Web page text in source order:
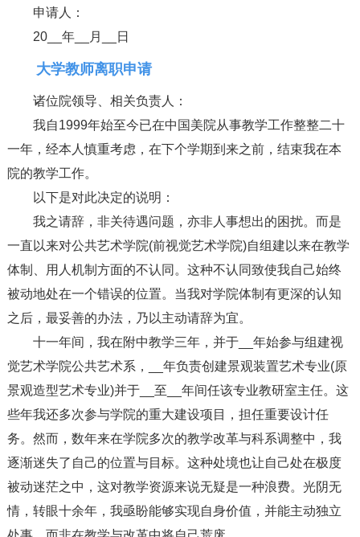
申请人：
20__年__月__日
大学教师离职申请
诸位院领导、相关负责人：
我自1999年始至今已在中国美院从事教学工作整整二十
一年，经本人慎重考虑，在下个学期到来之前，结束我在本
院的教学工作。
以下是对此决定的说明：
我之请辞，非关待遇问题，亦非人事想出的困扰。而是
一直以来对公共艺术学院(前视觉艺术学院)自组建以来在教学
体制、用人机制方面的不认同。这种不认同致使我自己始终
被动地处在一个错误的位置。当我对学院体制有更深的认知
之后，最妥善的办法，乃以主动请辞为宜。
十一年间，我在附中教学三年，并于__年始参与组建视
觉艺术学院公共艺术系，__年负责创建景观装置艺术专业(原
景观造型艺术专业)并于__至__年间任该专业教研室主任。这
些年我还多次参与学院的重大建设项目，担任重要设计任
务。然而，数年来在学院多次的教学改革与科系调整中，我
逐渐迷失了自己的位置与目标。这种处境也让自己处在极度
被动迷茫之中，这对教学资源来说无疑是一种浪费。光阴无
情，转眼十余年，我亟盼能够实现自身价值，并能主动独立